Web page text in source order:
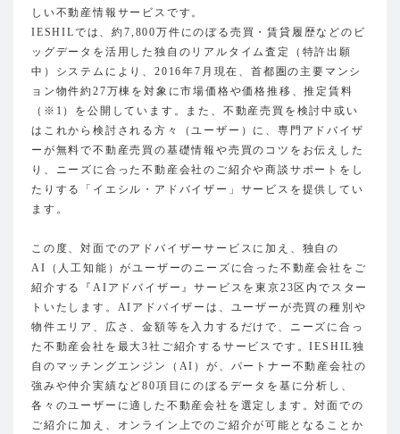
しい不動産情報サービスです。
IESHILでは、約7,800万件にのぼる売買・賃貸履歴などのビ
ッグデータを活用した独自のリアルタイム査定（特許出願
中）システムにより、2016年7月現在、首都圏の主要マンシ
ョン物件約27万棟を対象に市場価格や価格推移、推定賃料
（※1）を公開しています。また、不動産売買を検討中或い
はこれから検討される方々（ユーザー）に、専門アドバイザ
ーが無料で不動産売買の基礎情報や売買のコツをお伝えした
り、ニーズに合った不動産会社のご紹介や商談サポートをし
たりする「イエシル・アドバイザー」サービスを提供してい
ます。
この度、対面でのアドバイザーサービスに加え、独自の
AI（人工知能）がユーザーのニーズに合った不動産会社をご
紹介する『AIアドバイザー』サービスを東京23区内でスター
トいたします。AIアドバイザーは、ユーザーが売買の種別や
物件エリア、広さ、金額等を入力するだけで、ニーズに合っ
た不動産会社を最大3社ご紹介するサービスです。IESHIL独
自のマッチングエンジン（AI）が、パートナー不動産会社の
強みや仲介実績など80項目にのぼるデータを基に分析し、
各々のユーザーに適した不動産会社を選定します。対面での
ご紹介に加え、オンライン上でのご紹介が可能となることか